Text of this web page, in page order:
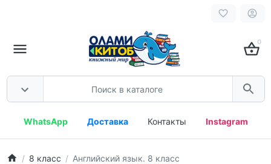
0
WhatsApp Доставка Контакты Instagram
8 класс Английский язык. 8 класс